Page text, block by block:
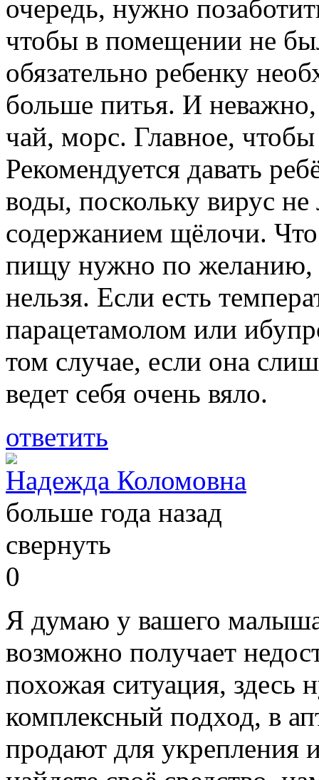
очередь, нужно
чтобы в помещении не
обязательно ребенку
больше питья. И
чай, морс. Главное,
Рекомендуется давать
воды, поскольку вирус
содержанием щёлочи. Что
пищу нужно по желанию,
нельзя. Если есть
парацетамолом или
том случае, если она
ведет себя очень вяло.
ответить
Надежда Коломовна
больше года назад
свернуть
0
Я думаю у вашего
возможно получает
похожая ситуация, здесь
комплексный подход, в
продают для